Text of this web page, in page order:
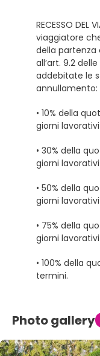
RECESSO DEL
viaggiatore
della partenza
all’art. 9.2
addebitate le
annullamento:
• 10% della
giorni
• 30% della
giorni
• 50% della
giorni
• 75% della
giorni
• 100% della
termini.
Photo gallery